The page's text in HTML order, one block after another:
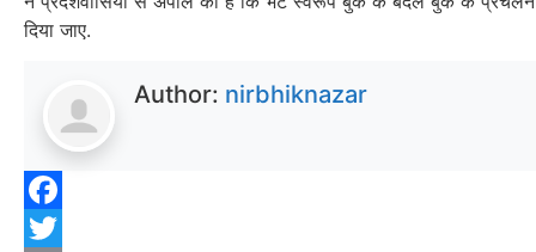
दिया जाए.
Author: nirbhiknazar
Facebook